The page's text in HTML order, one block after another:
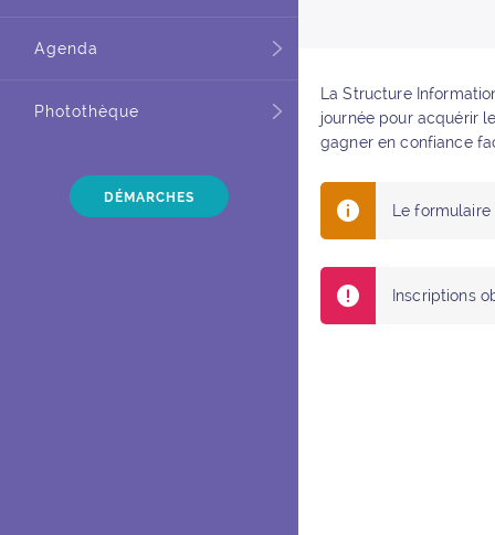
Agenda
Photothèque
DÉMARCHES
La Structure
journée pour acquérir
gagner en confiance
Le
Inscriptions